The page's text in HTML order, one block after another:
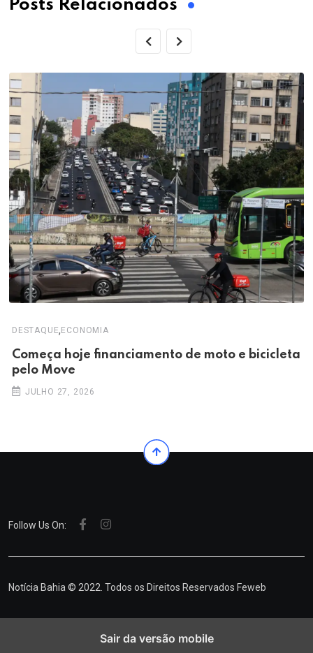
Posts Relacionados
DESTAQUE, ECONOMIA
Começa hoje financiamento de moto e bicicleta
pelo Move
JULHO 27, 2026
Follow Us On:
Notícia Bahia © 2022. Todos os Direitos Reservados Feweb
Sair da versão mobile